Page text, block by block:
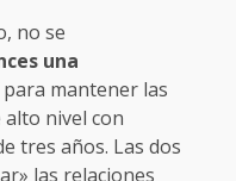
no se
una
para mantener las
nivel con
tres años. Las dos
las relaciones